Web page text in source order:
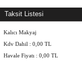
Taksit Listesi
Kalıcı Makyaj
Kdv Dahil : 0,00 TL
Havale Fiyatı : 0,00 TL